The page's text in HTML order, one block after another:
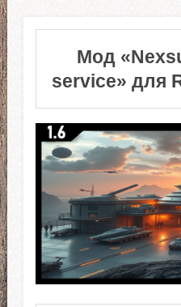
Мод
service» для